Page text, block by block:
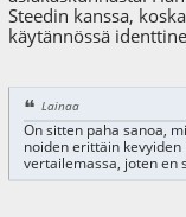
Steedin kanssa,
käytännössä
Lainaa
On sitten paha sanoa,
noiden erittäin
vertailemassa, joten en